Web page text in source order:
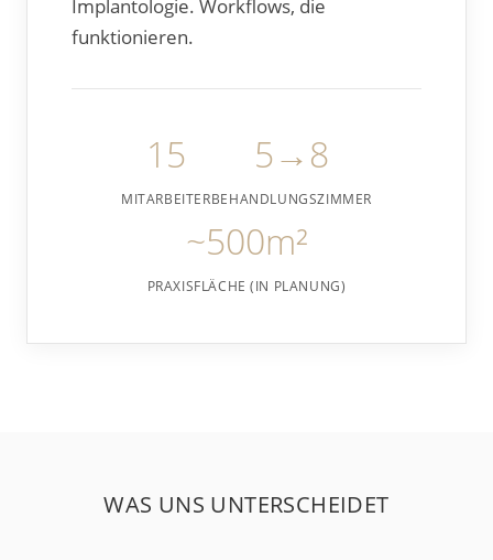
Implantologie. Workflows, die
funktionieren.
15
MITARBEITER
5→8
BEHANDLUNGSZIMMER
~500m²
PRAXISFLÄCHE (IN PLANUNG)
WAS UNS UNTERSCHEIDET